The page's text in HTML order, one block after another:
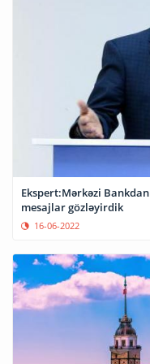
Ekspert:Mərkəzi
mesajlar gözləyirdik
16-06-2022